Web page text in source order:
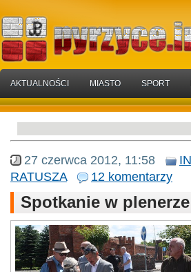
AKTUALNOŚCI MIASTO SPORT
27 czerwca 2012, 11:58
RATUSZA
12 komentarzy
Spotkanie w plenerze